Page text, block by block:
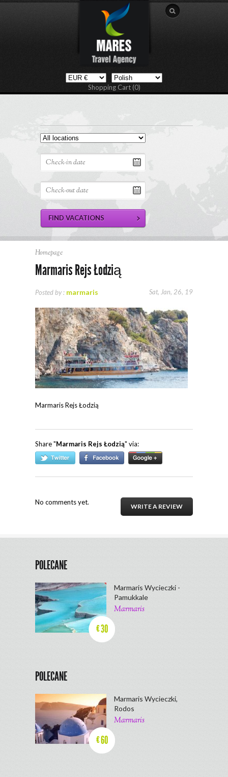
Shopping Cart (0)
Homepage
Marmaris Rejs Łodzią
Sat, Jan, 26, 19
Posted by : marmaris
Marmaris Rejs Łodzią
Share "Marmaris Rejs Łodzią" via:
WRITE A REVIEW
No comments yet.
POLECANE
€30
Marmaris Wycieczki -
Pamukkale
Marmaris
POLECANE
€60
Marmaris Wycieczki,
Rodos
Marmaris